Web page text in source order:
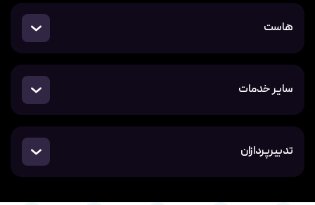
هاست
سایر خدمات
تدبیرپردازان